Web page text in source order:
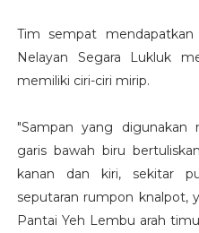
Tim sempat
Nelayan Segara Lukluk
memiliki ciri-ciri mirip.
"Sampan yang
garis bawah biru
kanan dan kiri, sekitar
seputaran rumpon knalpot,
Pantai Yeh Lembu arah